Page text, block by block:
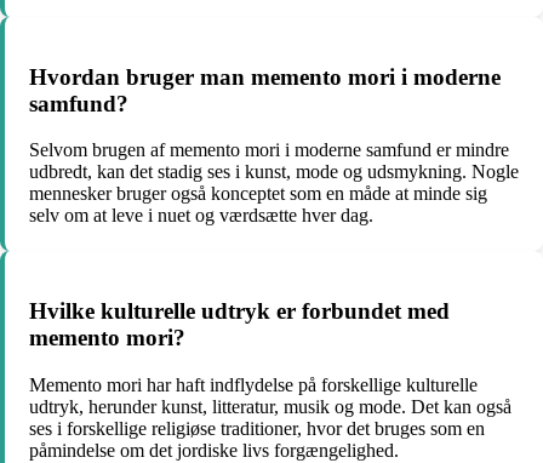
Hvordan bruger man memento mori i moderne
samfund?
Selvom brugen af memento mori i moderne samfund er mindre
udbredt, kan det stadig ses i kunst, mode og udsmykning. Nogle
mennesker bruger også konceptet som en måde at minde sig
selv om at leve i nuet og værdsætte hver dag.
Hvilke kulturelle udtryk er forbundet med
memento mori?
Memento mori har haft indflydelse på forskellige kulturelle
udtryk, herunder kunst, litteratur, musik og mode. Det kan også
ses i forskellige religiøse traditioner, hvor det bruges som en
påmindelse om det jordiske livs forgængelighed.